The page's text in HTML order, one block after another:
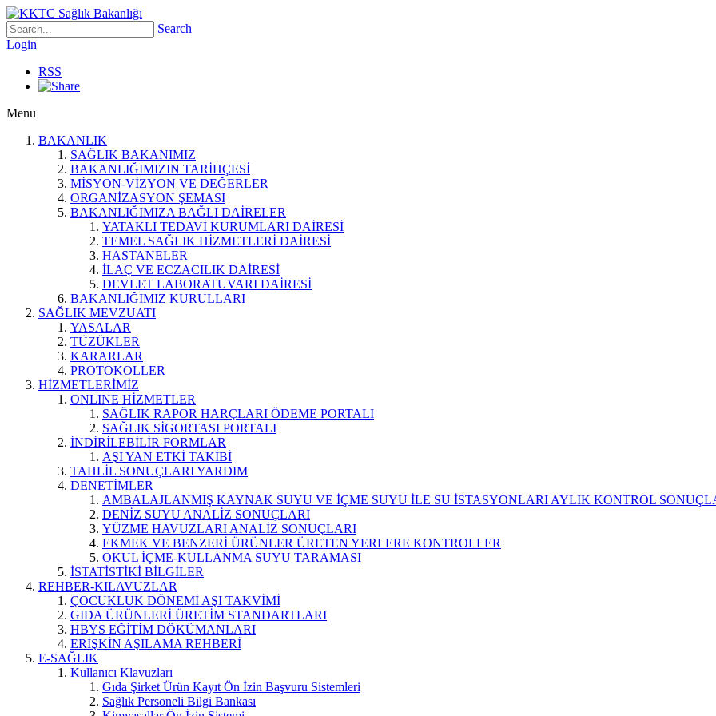
Search
Login
RSS
Menu
BAKANLIK
SAĞLIK BAKANIMIZ
BAKANLIĞIMIZIN TARİHÇESİ
MİSYON-VİZYON VE DEĞERLER
ORGANİZASYON ŞEMASI
BAKANLIĞIMIZA BAĞLI DAİRELER
YATAKLI TEDAVİ KURUMLARI DAİRESİ
TEMEL SAĞLIK HİZMETLERİ DAİRESİ
HASTANELER
İLAÇ VE ECZACILIK DAİRESİ
DEVLET LABORATUVARI DAİRESİ
BAKANLIĞIMIZ KURULLARI
SAĞLIK MEVZUATI
YASALAR
TÜZÜKLER
KARARLAR
PROTOKOLLER
HİZMETLERİMİZ
ONLINE HİZMETLER
SAĞLIK RAPOR HARÇLARI ÖDEME PORTALI
SAĞLIK SİGORTASI PORTALI
İNDİRİLEBİLİR FORMLAR
AŞI YAN ETKİ TAKİBİ
TAHLİL SONUÇLARI YARDIM
DENETİMLER
AMBALAJLANMIŞ KAYNAK SUYU VE İÇME SUYU İLE SU İSTASYONLARI AYLIK KONTROL
DENİZ SUYU ANALİZ SONUÇLARI
YÜZME HAVUZLARI ANALİZ SONUÇLARI
EKMEK VE BENZERİ ÜRÜNLER ÜRETEN YERLERE KONTROLLER
OKUL İÇME-KULLANMA SUYU TARAMASI
İSTATİSTİKİ BİLGİLER
REHBER-KILAVUZLAR
ÇOCUKLUK DÖNEMİ AŞI TAKVİMİ
GIDA ÜRÜNLERİ ÜRETİM STANDARTLARI
HBYS EĞİTİM DÖKÜMANLARI
ERİŞKİN AŞILAMA REHBERİ
E-SAĞLIK
Kullanıcı Klavuzları
Gıda Şirket Ürün Kayıt Ön İzin Başvuru Sistemleri
Sağlık Personeli Bilgi Bankası